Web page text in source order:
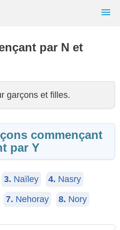
par N et
garçons et filles.
commençant
par Y
3. Naïley 4. Nasry
7. Nehoray 8. Nory